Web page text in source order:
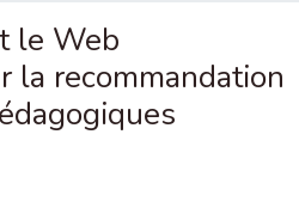
le Web
la recommandation